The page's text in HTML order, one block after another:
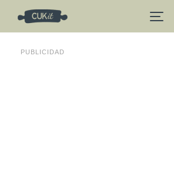
PUBLICIDAD